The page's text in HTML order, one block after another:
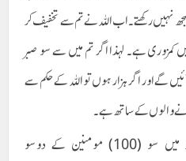
نہیں رکھتے۔اب اللہ نے تم سے تخفیف کر
ہے۔ لہذا اگر تم میں سے سو صبر
گے اور اگر ہزار ہوں تو اللہ کے حکم سے
والوں کے ساتھ ہے۔
اس آیت میں بڑے واضح انداز میں سو (100) مومنین کے دوسو